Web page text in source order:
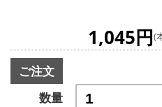
1,045円(
ご注文
数量